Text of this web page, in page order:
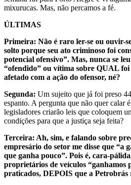
mixurucas. Mas, não percamos a fé.
ÚLTIMAS
Primeira: Não é raro ler-se ou ouvir-
solto porque seu ato criminoso foi
potencial ofensivo”. Mas, nunca se
“ofendido” ou vítima sobre QUAL
afetado com a ação do ofensor, né?
Segunda: Um sujeito que já foi preso
espanto. A pergunta que não quer calar
legisladores criarão leis que coloquem
condições para que a justiça seja feita?
Terceira: Ah, sim, e falando sobre
empresário do setor me disse que “a
que ganha pouco”. Pois é, cara-
proprietários de veículos “ganhamos
praticados, DEPOIS que a Petrobrás